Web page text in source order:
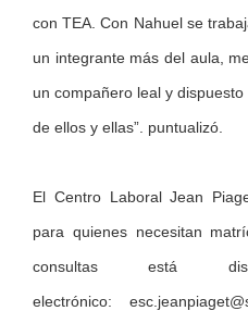
con TEA. Con Nahuel se
un integrante más del aula,
un compañero leal y
de ellos y ellas”. puntualizó.
El Centro Laboral Jean
para quienes necesitan
consultas está
electrónico: